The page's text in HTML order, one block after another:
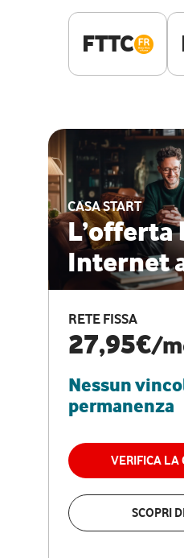
FTTC
CASA START
L’offerta
Internet
RETE FISSA
27,95€/
Nessun
permanenza
VERIFICA LA
SCOPRI
CASA
RETE